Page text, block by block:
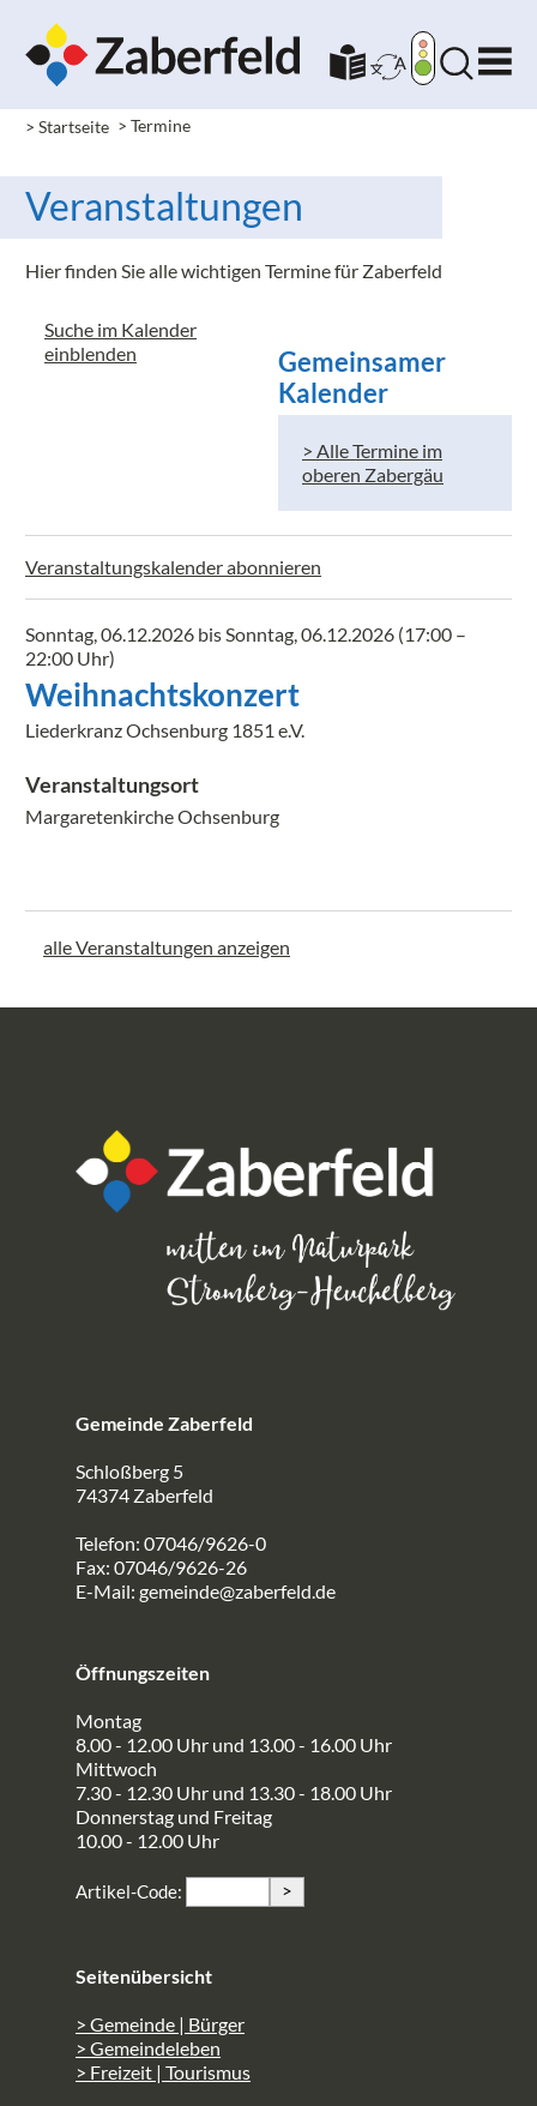
> Startseite > Termine
Veranstaltungen
Hier finden Sie alle wichtigen Termine für Zaberfeld
Suche im Kalender
einblenden
Gemeinsamer
Kalender
> Alle Termine im
oberen Zabergäu
Veranstaltungskalender abonnieren
Sonntag, 06.12.2026 bis Sonntag, 06.12.2026 (17:00 –
22:00 Uhr)
Weihnachtskonzert
Liederkranz Ochsenburg 1851 e.V.
Veranstaltungsort
Margaretenkirche Ochsenburg
alle Veranstaltungen anzeigen
Gemeinde Zaberfeld
Schloßberg 5
74374 Zaberfeld
Telefon: 07046/9626-0
Fax: 07046/9626-26
E-Mail: gemeinde@zaberfeld.de
Öffnungszeiten
Montag
8.00 - 12.00 Uhr und 13.00 - 16.00 Uhr
Mittwoch
7.30 - 12.30 Uhr und 13.30 - 18.00 Uhr
Donnerstag und Freitag
10.00 - 12.00 Uhr
Artikel-Code: >
Seitenübersicht
> Gemeinde | Bürger
> Gemeindeleben
> Freizeit | Tourismus